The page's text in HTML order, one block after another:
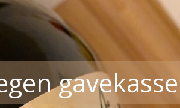
gavekasse